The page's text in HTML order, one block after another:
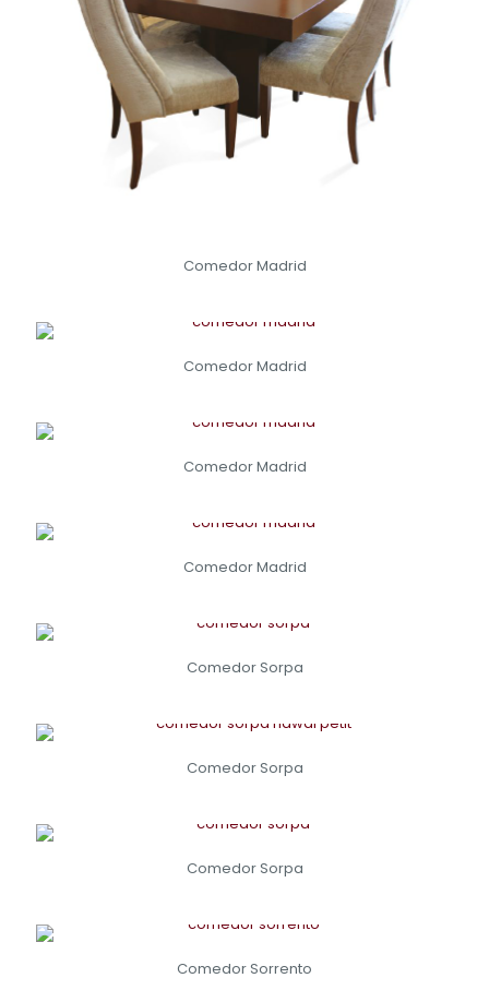
Comedor Madrid
Comedor Madrid
Comedor Madrid
Comedor Madrid
Comedor Sorpa
Comedor Sorpa
Comedor Sorpa
Comedor Sorrento